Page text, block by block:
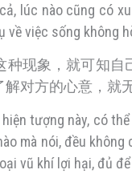
lúc nào cũng có
về việc sống không
种现象，就可知自
解对方的心意，就
tượng này, có
mà nói, đều
vũ khí lợi hại, đủ